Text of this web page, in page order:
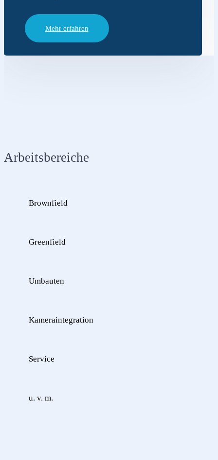
Mehr erfahren
Arbeitsbereiche
Brownfield
Greenfield
Umbauten
Kameraintegration
Service
u. v. m.